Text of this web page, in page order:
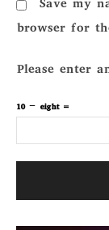
Save my
browser for
Please enter
10 − eight =